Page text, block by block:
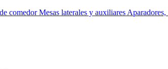
comedorMesas laterales y auxiliares